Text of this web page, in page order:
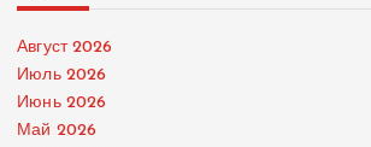
Август 2026
Июль 2026
Июнь 2026
Май 2026